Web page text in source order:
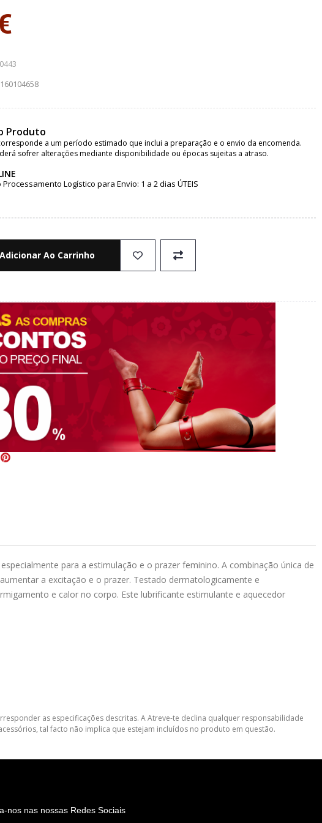
Produto
a um período estimado que inclui a preparação e o envio da encomenda.
sofrer alterações mediante disponibilidade ou épocas sujeitas a atraso.
Processamento Logístico para Envio: 1 a 2 dias ÚTEIS
Adicionar Ao Carrinho
para a estimulação e o prazer feminino. A combinação única de
a excitação e o prazer. Testado dermatologicamente e
e calor no corpo. Este lubrificante estimulante e aquecedor
as especificações descritas. A Atreve-te declina qualquer responsabilidade
tal facto não implica que estejam incluídos no produto em questão.
nos nas nossas Redes Sociais